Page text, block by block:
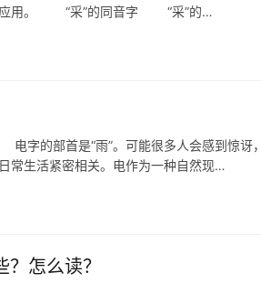
应用。 “采”的同音字 “采”的…
的部首是“雨”。可能很多人会感到惊讶
常生活紧密相关。电作为一种自然现…
怎么读？